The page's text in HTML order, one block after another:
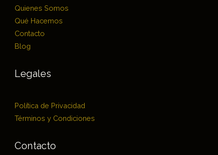
Quienes Somos
Qué Hacemos
Contacto
Blog
Legales
Política de Privacidad
Términos y Condiciones
Contacto